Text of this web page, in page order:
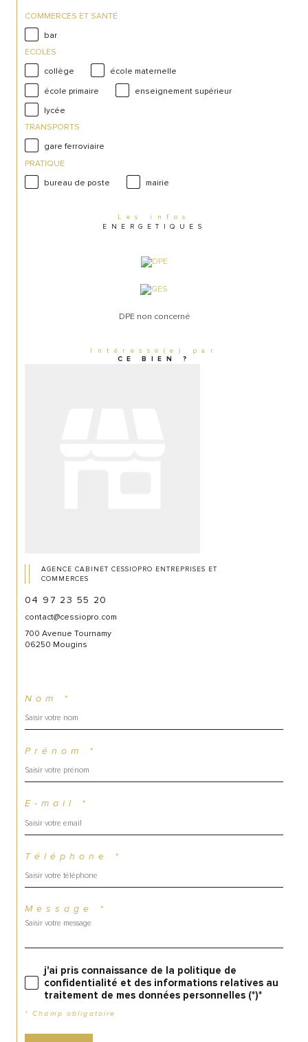
COMMERCES ET SANTÉ
bar
ECOLES
collège
école maternelle
école primaire
enseignement supérieur
lycée
TRANSPORTS
gare ferroviaire
PRATIQUE
bureau de poste
mairie
Les infos
ENERGETIQUES
DPE non concerné
Intéressé(e) par
CE BIEN ?
AGENCE CABINET CESSIOPRO ENTREPRISES ET
COMMERCES
04 97 23 55 20
contact@cessiopro.com
700 Avenue Tournamy
06250 Mougins
Nom *
Prénom *
E-mail *
Téléphone *
Message *
j'ai pris connaissance de la politique de
confidentialité et des informations relatives au
traitement de mes données personnelles (*)*
* Champ obligatoire